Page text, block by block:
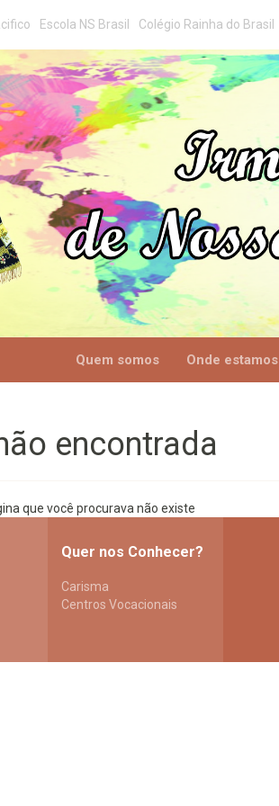
Escola NS Brasil Colégio Rainha do Brasil
Quem somos Onde estamos
encontrada
que você procurava não existe
Quer nos Conhecer?
Carisma
Centros Vocacionais